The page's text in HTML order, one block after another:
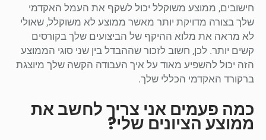
חישובים, ממוצע משוקלל יכול לשקף את העמל האקדמי
שלך בצורה מדויקת יותר מאשר ממוצע לא משוקלל, שאולי
לא מראה את מלוא ההיקף של הביצועים שלך בקורסים
קשים יותר. לכן, חשוב לזכור שההבדל בין שני סוגי הממוצע
הזה יכול להשפיע מאוד על איך העבודה הקשה שלך מיוצגת
ברקורד האקדמי הכללי שלך.
כמה פעמים אני צריך לחשב את
ממוצע הציונים שלי?